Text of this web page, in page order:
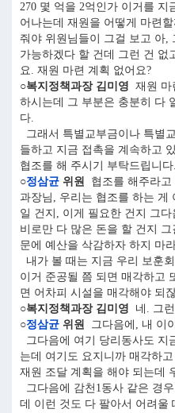
270 몇 억을 2억인가 이거를 지
어나는데 재원을 어떻게 마련
줘야 위원님들이 그걸 보고 아,
가능하겠다 할 건데 그런 건 없
요. 재원 마련 계획 없어요?
○복지정책과장 김미영 재원 마
하시는데 그 부분은 충분히 다
다.
그래서 특별교부금이나 특별
들하고 지금 접촉을 계속하고
협조를 해 주시기 부탁드립니다.
○정삼균 위원
협조를 해주라고
과장님, 우리는 협조를 하는 게
일 건지, 이게 필요한 건지 그
비로만 다 많은 돈을 할 건지
문에 예산을 삭감하자 하지 마
내가 볼 때는 지금 우리 보훈
이거 준공될 쯤 되면 매각하고
면 어차피 시설을 매각해야 되
○복지정책과장 김미영 네. 그
○정삼균 위원
그다음에, 내 이
그다음에 여기 당리동사도 지
는데 여기도 요지니까 매각하
재원 조달 계획을 해야 되는데
그다음에 감천1동사 같은 경
데 이런 것도 다 팔아서 어려울